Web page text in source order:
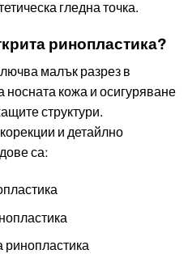
гледна точка.
ринопластика?
малък разрез в
носната кожа и осигуряване
структури.
и детайлно
са:
ринопластика